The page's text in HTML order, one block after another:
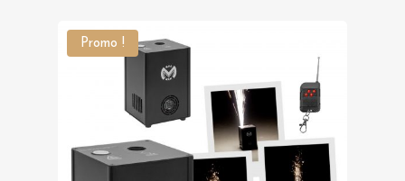
Promo !